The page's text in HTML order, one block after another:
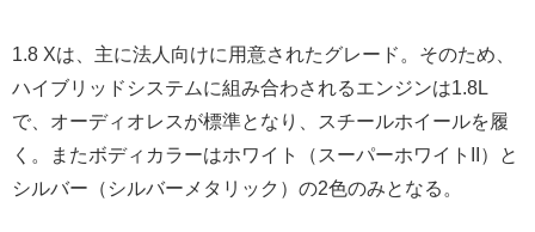
1.8 Xは、主に法人向けに用意されたグレード。そのため、
ハイブリッドシステムに組み合わされるエンジンは1.8L
で、オーディオレスが標準となり、スチールホイールを履
く。またボディカラーはホワイト（スーパーホワイトII）と
シルバー（シルバーメタリック）の2色のみとなる。